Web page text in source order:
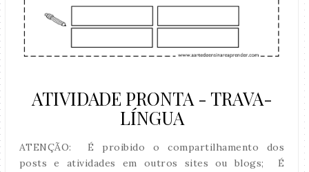
ATIVIDADE PRONTA - TRAVA-
LÍNGUA
ATENÇÃO: É proibido o compartilhamento dos
posts e atividades em outros sites ou blogs; É